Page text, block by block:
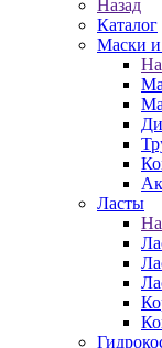
Назад
Каталог
Маски
Ласты